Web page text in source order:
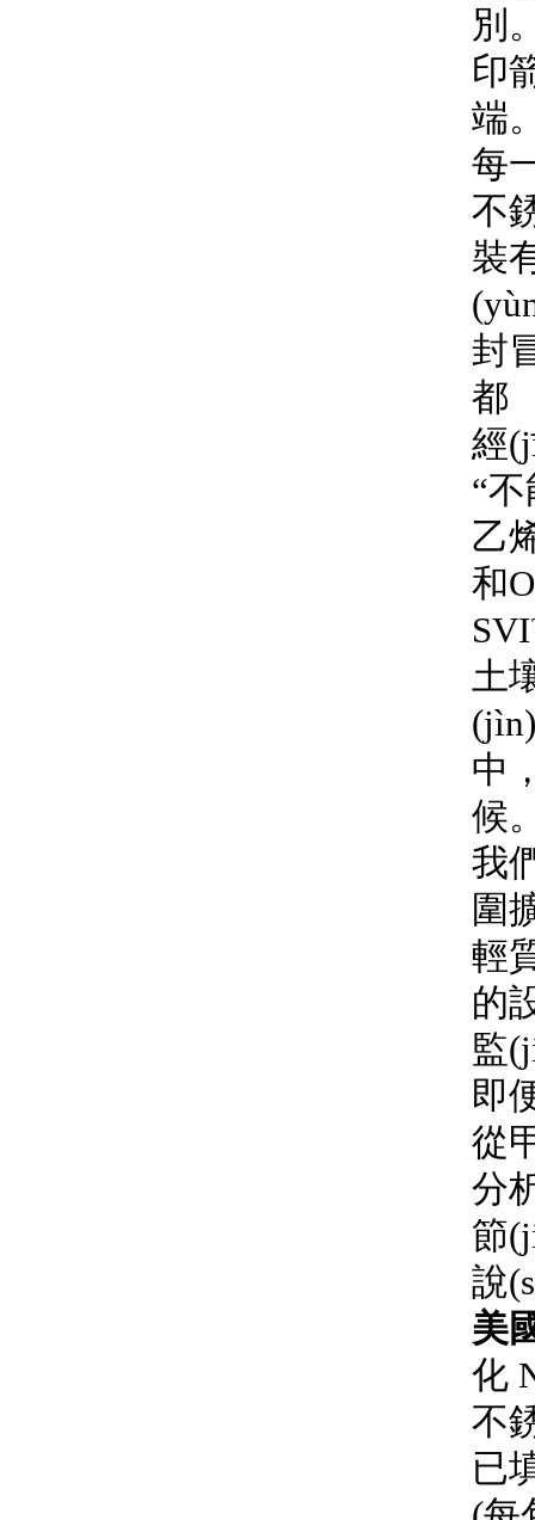
別
印
端
每
不
裝
封
都
經
“
乙
和
土
中
候
我
圍
輕
的
監
即
從
分
節
說
美
化
不
已